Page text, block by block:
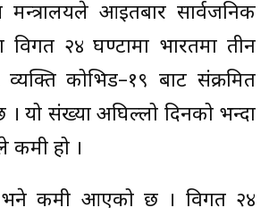
मन्त्रालयले आइतबार सार्वजनिक
विगत २४ घण्टामा भारतमा तीन
कोभिड–१९ बाट संक्रमित
यो संख्या अघिल्लो दिनको भन्दा
कमी हो ।
भने कमी आएको छ । विगत २४